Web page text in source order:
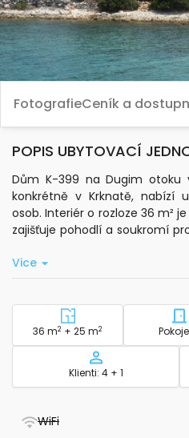
FotografieCeník a
POPIS UBYTOVACÍ
Dům K-399 na Dugim otoku
konkrétně v Krknatě, nabízí
osob. Interiér o rozloze 36 m²
zajišťuje pohodlí a soukromí
můžete připravit vlastní jídlo.
toaletní potřeby a ručníky do
Součástí domu je terasa o
moře, kde si můžete
v venkovním posezení.
m². Dům je vhodný i pro
pobyt je možný za příplatek.
Poloha přímo u moře (5
snadný přístup k vodě.
Vice
Plocha - ubytování
36 m2 + 25 m2
Kapacita
Klienti: 4 + 1
WiFi- Nedostupné